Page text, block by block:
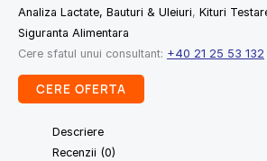
Analiza Lactate, Bauturi & Uleiuri, Kituri
Siguranta Alimentara
Cere sfatul unui consultant: +40 21 25 53 132
CERE OFERTA
Descriere
Recenzii (0)